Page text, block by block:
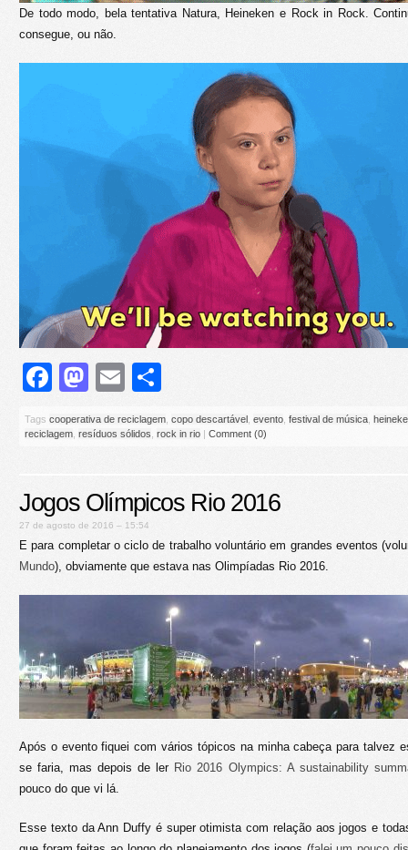
De todo modo, bela tentativa Natura, Heineken e Rock in Rock.
consegue, ou não.
Facebook
Mastodon
Email
Tags cooperativa de reciclagem copo descartável evento festival de música
reciclagem resíduos sólidos rock in rio | Comment (0)
Jogos Olímpicos Rio 2016
27 de agosto de 2016 – 15:54
E para completar o ciclo de trabalho voluntário em grandes eventos
Mundo), obviamente que estava nas Olimpíadas Rio 2016.
Após o evento fiquei com vários tópicos na minha cabeça para talvez
se faria, mas depois de ler Rio 2016 Olympics: A sustainability
pouco do que vi lá.
Esse texto da Ann Duffy é super otimista com relação aos jogos e